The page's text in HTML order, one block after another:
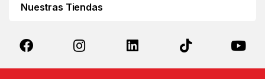
Nuestras Tiendas